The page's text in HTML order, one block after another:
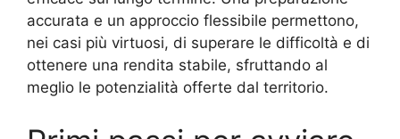
accurata e un approccio flessibile permettono,
nei casi più virtuosi, di superare le difficoltà e di
ottenere una rendita stabile, sfruttando al
meglio le potenzialità offerte dal territorio.